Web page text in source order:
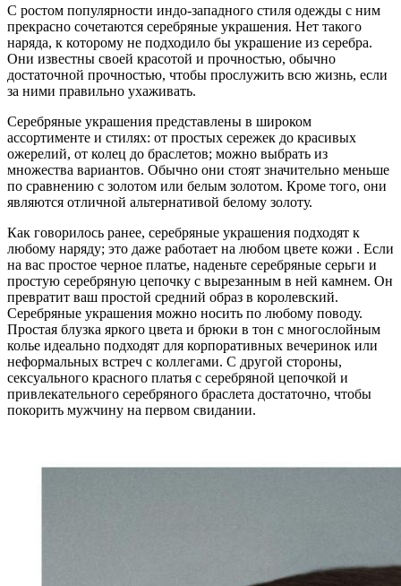
С ростом популярности индо-западного стиля одежды с ним
прекрасно сочетаются серебряные украшения. Нет такого
наряда, к которому не подходило бы украшение из серебра.
Они известны своей красотой и прочностью, обычно
достаточной прочностью, чтобы прослужить всю жизнь, если
за ними правильно ухаживать.
Серебряные украшения представлены в широком
ассортименте и стилях: от простых сережек до красивых
ожерелий, от колец до браслетов; можно выбрать из
множества вариантов. Обычно они стоят значительно меньше
по сравнению с золотом или белым золотом. Кроме того, они
являются отличной альтернативой белому золоту.
Как говорилось ранее, серебряные украшения подходят к
любому наряду; это даже работает на любом цвете кожи . Если
на вас простое черное платье, наденьте серебряные серьги и
простую серебряную цепочку с вырезанным в ней камнем. Он
превратит ваш простой средний образ в королевский.
Серебряные украшения можно носить по любому поводу.
Простая блузка яркого цвета и брюки в тон с многослойным
колье идеально подходят для корпоративных вечеринок или
неформальных встреч с коллегами. С другой стороны,
сексуального красного платья с серебряной цепочкой и
привлекательного серебряного браслета достаточно, чтобы
покорить мужчину на первом свидании.